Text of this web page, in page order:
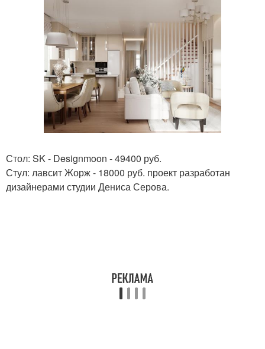
Стол: SK - Designmoon - 49400 руб.
Стул: лавсит Жорж - 18000 руб. проект разработан
дизайнерами студии Дениса Серова.